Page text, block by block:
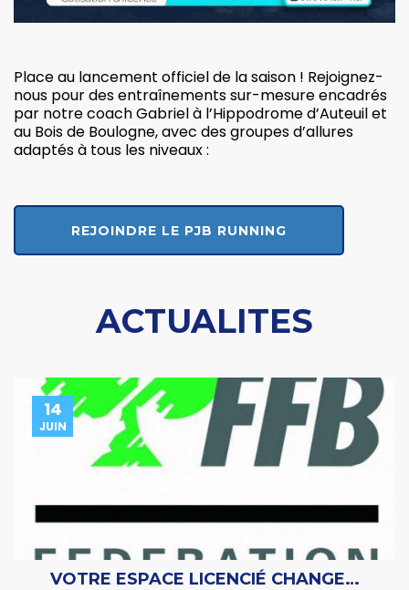
Place au lancement officiel de la saison ! Rejoignez-
nous pour des entraînements sur-mesure encadrés
par notre coach Gabriel à l’Hippodrome d’Auteuil et
au Bois de Boulogne, avec des groupes d’allures
adaptés à tous les niveaux :
REJOINDRE LE PJB RUNNING
ACTUALITES
14
JUIN
VOTRE ESPACE LICENCIÉ CHANGE…